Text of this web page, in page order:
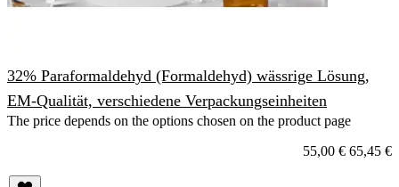
32% Paraformaldehyd (Formaldehyd) wässrige Lösung,
EM-Qualität, verschiedene Verpackungseinheiten
The price depends on the options chosen on the product page
55,00 € 65,45 €